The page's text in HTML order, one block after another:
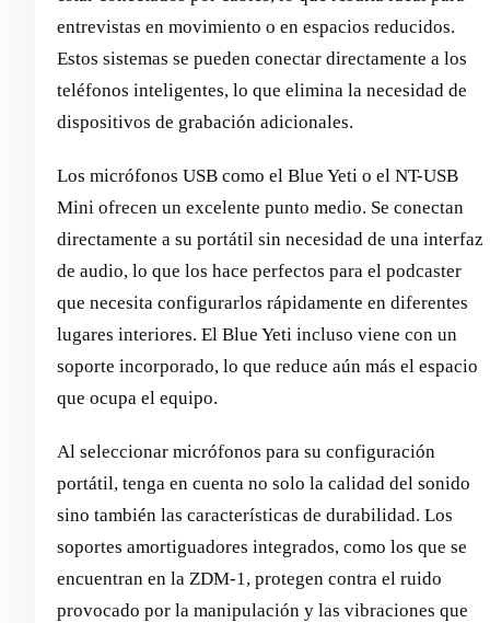
entrevistas en movimiento o en espacios reducidos.
Estos sistemas se pueden conectar directamente a los
teléfonos inteligentes, lo que elimina la necesidad de
dispositivos de grabación adicionales.
Los micrófonos USB como el Blue Yeti o el NT-USB
Mini ofrecen un excelente punto medio. Se conectan
directamente a su portátil sin necesidad de una interfaz
de audio, lo que los hace perfectos para el podcaster
que necesita configurarlos rápidamente en diferentes
lugares interiores. El Blue Yeti incluso viene con un
soporte incorporado, lo que reduce aún más el espacio
que ocupa el equipo.
Al seleccionar micrófonos para su configuración
portátil, tenga en cuenta no solo la calidad del sonido
sino también las características de durabilidad. Los
soportes amortiguadores integrados, como los que se
encuentran en la ZDM-1, protegen contra el ruido
provocado por la manipulación y las vibraciones que